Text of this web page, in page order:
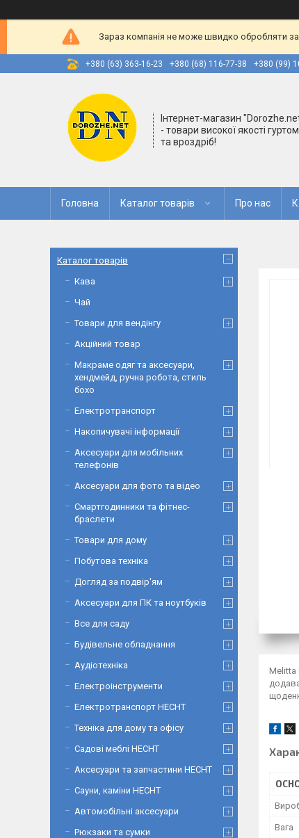
Зараз компанія не може швидко обробляти
+380 (63) 363-16-23 +380 (68) 116-77-38 +380 (99)
Інтернет-магазин
- товари високої якості гуртом
та вроздріб!
Головна Каталог товарів Про нас
Melitta
Вага
Каталог товарів
Кава
Чай
Товари для вендінгу
Акційний товар
Макраме одяг та аксесуари,
хендмейд, ручна робота, стиль
бохо
Електротранспорт
Накопичувачі інформації
Аксесуари для мобільних
телефонів
Аксесуари для фото та відео
Смартгодинники та фітнес-
браслети
Товари для дому
Побутова техніка
Догляд за подвір'ям
Аксесуари для ПК та ноутбуків
Все для саду
Будівельне обладнання
Аудіотехніка
Електроінструменти
Електротранспорт HECHT
Техніка для дому та офісу
Садові меблі HECHT
Аксесуари та запчастини HECHT
Сауни, каміни HECHT
Автомобільні аксесуари
Рюкзаки та сумки